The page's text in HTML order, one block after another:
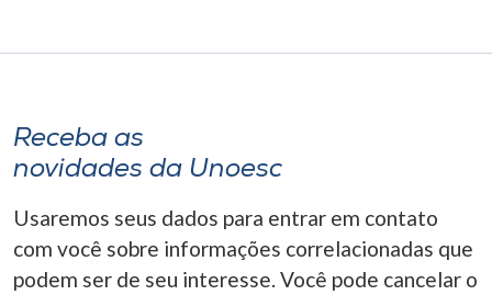
o idioma
A+
A-
Receba as
novidades da Unoesc
Usaremos seus dados para entrar em contato
com você sobre informações correlacionadas que
podem ser de seu interesse. Você pode cancelar o